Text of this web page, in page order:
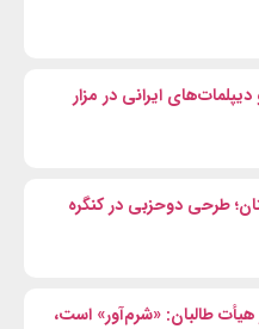
ایرانی در مزار
طرحی دوحزبی در کنگره
طالبان: «شرم‌آور» است،